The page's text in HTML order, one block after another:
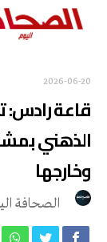
2026-06-20
قاعة رادس:
وخارجها